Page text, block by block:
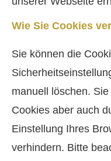
Wie Sie Cookies
Sie können die
manuell löschen.
Cookies aber auch
Einstellung Ihres
verhindern. Bitte